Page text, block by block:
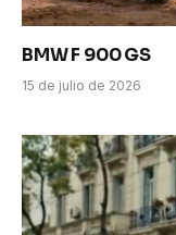
BMW F 900 GS
15 de julio de 2026